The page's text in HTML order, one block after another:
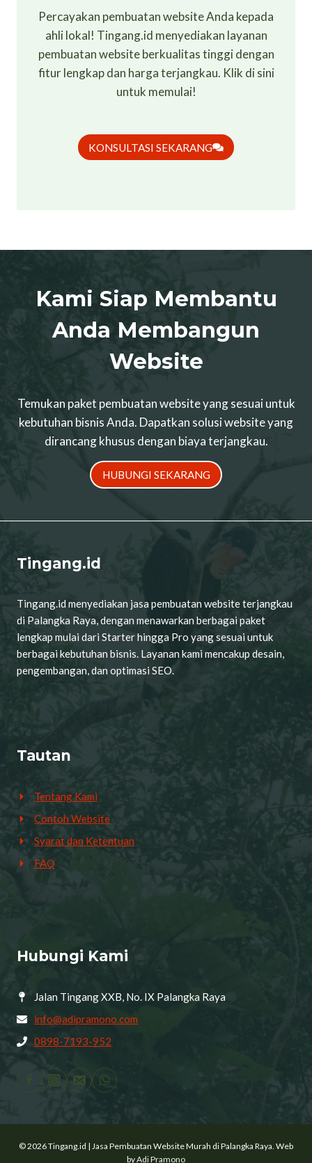
Percayakan pembuatan website Anda kepada
ahli lokal! Tingang.id menyediakan layanan
pembuatan website berkualitas tinggi dengan
fitur lengkap dan harga terjangkau. Klik di sini
untuk memulai!
KONSULTASI SEKARANG
Kami Siap Membantu
Anda Membangun
Website
Temukan paket pembuatan website yang sesuai untuk
kebutuhan bisnis Anda. Dapatkan solusi website yang
dirancang khusus dengan biaya terjangkau.
HUBUNGI SEKARANG
Tingang.id
Tingang.id menyediakan jasa pembuatan website terjangkau
di Palangka Raya, dengan menawarkan berbagai paket
lengkap mulai dari Starter hingga Pro yang sesuai untuk
berbagai kebutuhan bisnis. Layanan kami mencakup desain,
pengembangan, dan optimasi SEO.
Tautan
Tentang Kami
Contoh Website
Syarat dan Ketentuan
FAQ
Hubungi Kami
Jalan Tingang XXB, No. IX Palangka Raya
info@adipramono.com
0898-7193-952
© 2026 Tingang.id | Jasa Pembuatan Website Murah di Palangka Raya. Web
byAdi Pramono